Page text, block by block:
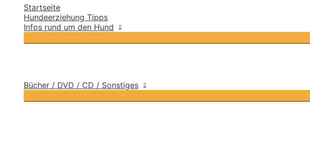
Startseite
Hundeerziehung Tipps
Infos rund um den Hund
Bücher / DVD / CD / Sonstiges